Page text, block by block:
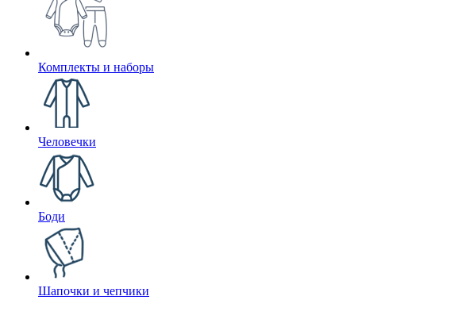
Комплекты и наборы
Человечки
Боди
Шапочки и чепчики